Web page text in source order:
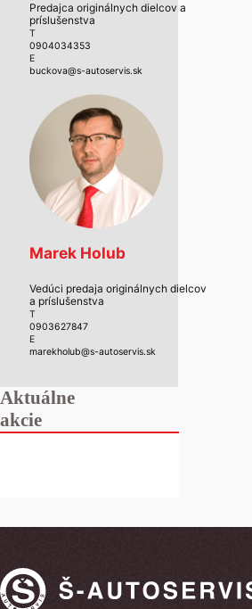
Predajca originálnych dielcov a
príslušenstva
T
0904034353
E
buckova@s-autoservis.sk
Marek Holub
Vedúci predaja originálnych dielcov
a príslušenstva
T
0903627847
E
marekholub@s-autoservis.sk
Aktuálne
akcie